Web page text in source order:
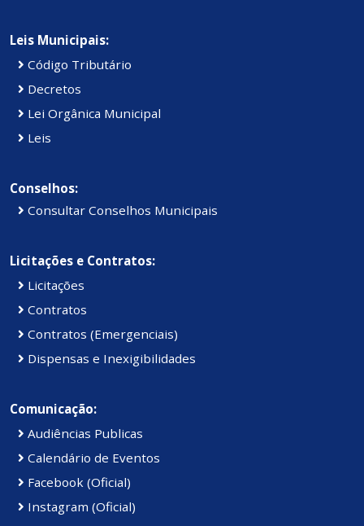
Leis Municipais:
Código Tributário
Decretos
Lei Orgânica Municipal
Leis
Conselhos:
Consultar Conselhos Municipais
Licitações e Contratos:
Licitações
Contratos
Contratos (Emergenciais)
Dispensas e Inexigibilidades
Comunicação:
Audiências Publicas
Calendário de Eventos
Facebook (Oficial)
Instagram (Oficial)